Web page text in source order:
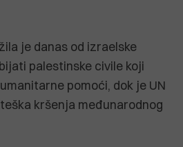
je danas od izraelske
palestinske civile koji
pomoći, dok je UN
kršenja međunarodnog